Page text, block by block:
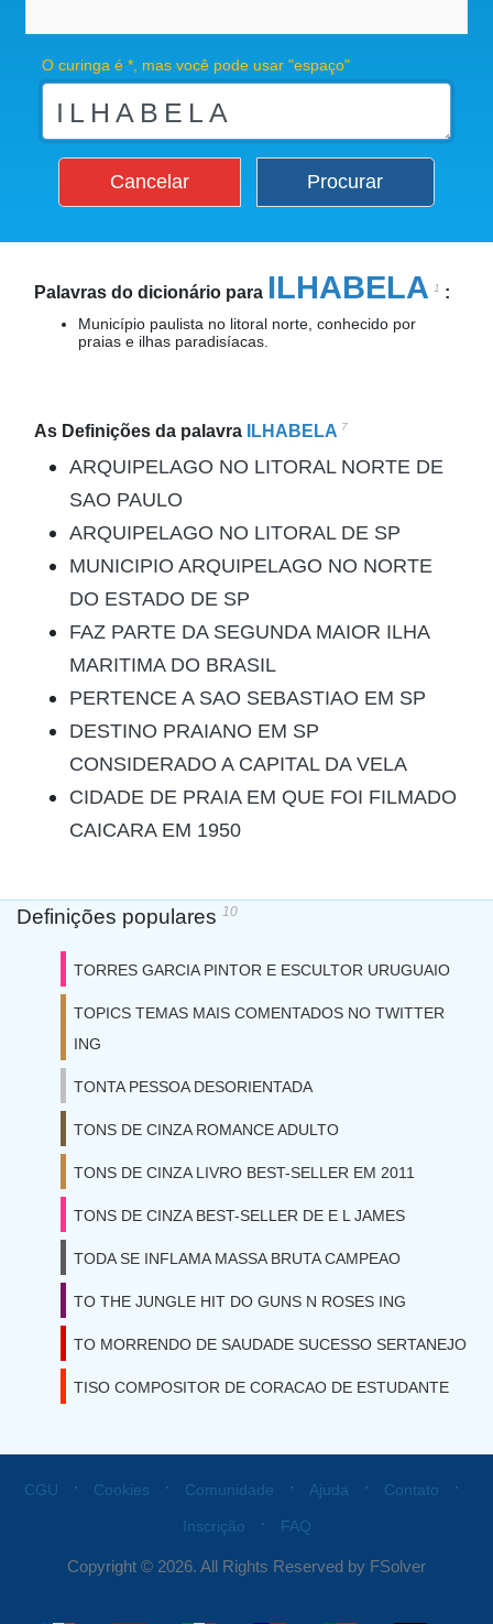
O curinga é *, mas você pode usar "espaço"
Cancelar Procurar
Palavras do dicionário para ILHABELA 1 :
Município paulista no litoral norte, conhecido por
praias e ilhas paradisíacas.
As Definições da palavra ILHABELA 7
ARQUIPELAGO NO LITORAL NORTE DE
SAO PAULO
ARQUIPELAGO NO LITORAL DE SP
MUNICIPIO ARQUIPELAGO NO NORTE
DO ESTADO DE SP
FAZ PARTE DA SEGUNDA MAIOR ILHA
MARITIMA DO BRASIL
PERTENCE A SAO SEBASTIAO EM SP
DESTINO PRAIANO EM SP
CONSIDERADO A CAPITAL DA VELA
CIDADE DE PRAIA EM QUE FOI FILMADO
CAICARA EM 1950
Definições populares 10
TORRES GARCIA PINTOR E ESCULTOR URUGUAIO
TOPICS TEMAS MAIS COMENTADOS NO TWITTER
ING
TONTA PESSOA DESORIENTADA
TONS DE CINZA ROMANCE ADULTO
TONS DE CINZA LIVRO BEST-SELLER EM 2011
TONS DE CINZA BEST-SELLER DE E L JAMES
TODA SE INFLAMA MASSA BRUTA CAMPEAO
TO THE JUNGLE HIT DO GUNS N ROSES ING
TO MORRENDO DE SAUDADE SUCESSO SERTANEJO
TISO COMPOSITOR DE CORACAO DE ESTUDANTE
CGU ⋅ Cookies ⋅ Comunidade ⋅ Ajuda ⋅ Contato ⋅
Inscrição ⋅ FAQ
Copyright © 2026. All Rights Reserved by FSolver